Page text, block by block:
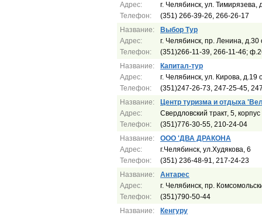
Адрес:
Телефон:
г. Челябинск, ул. Тимирязева,
(351) 266-39-26, 266-26-17
Название:
Адрес:
Телефон:
Выбор Тур
г. Челябинск, пр. Ленина,
(351)266-11-39, 266-11-46;
Название:
Адрес:
Телефон:
Капитал-тур
г. Челябинск, ул. Кирова, д.19
(351)247-26-73, 247-25-45,
Название:
Адрес:
Телефон:
Центр туризма и отдыха
Свердловский тракт, 5,
(351)776-30-55, 210-24-04
Название:
Адрес:
Телефон:
ООО 'ДВА ДРАКОНА
г.Челябинск, ул.Худякова, 6
(351) 236-48-91, 217-24-23
Название:
Адрес:
Телефон:
Антарес
г. Челябинск, пр.
(351)790-50-44
Название:
Кенгуру